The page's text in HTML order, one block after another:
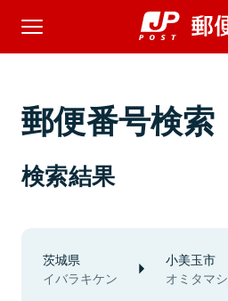
郵便番号検索
検索結果
茨城県
イバラキケン
小美玉市
オミタマシ